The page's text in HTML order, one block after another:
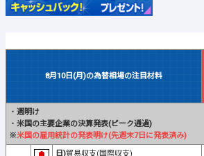
8月10日(月)の為替相場の注目材料
・ 週明け
・ 米国の主要企業の決算発表(ピーク通過)
※米国の雇用統計の発表明け(先週末7日に発表済み)
日)貿易収支(国際収支)